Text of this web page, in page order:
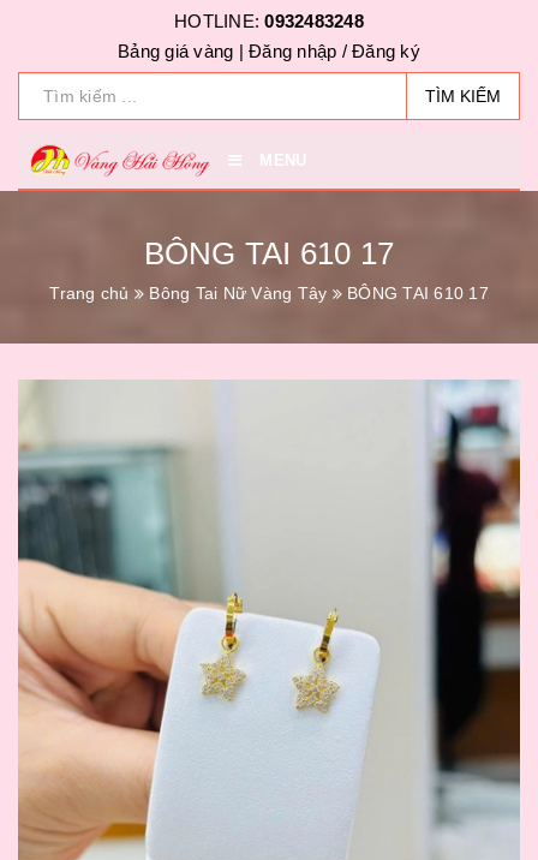
HOTLINE:0932483248
Bảng giá vàng | Đăng nhập / Đăng ký
TÌM KIẾM
MENU
BÔNG TAI 610 17
Trang chủ Bông Tai Nữ Vàng Tây BÔNG TAI 610 17